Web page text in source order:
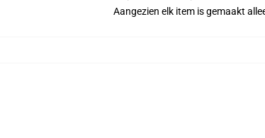
Aangezien elk item is gemaakt